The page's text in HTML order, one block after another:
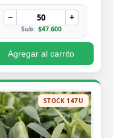
− +
Sub: $47.600
Agregar al carrito
STOCK 147U